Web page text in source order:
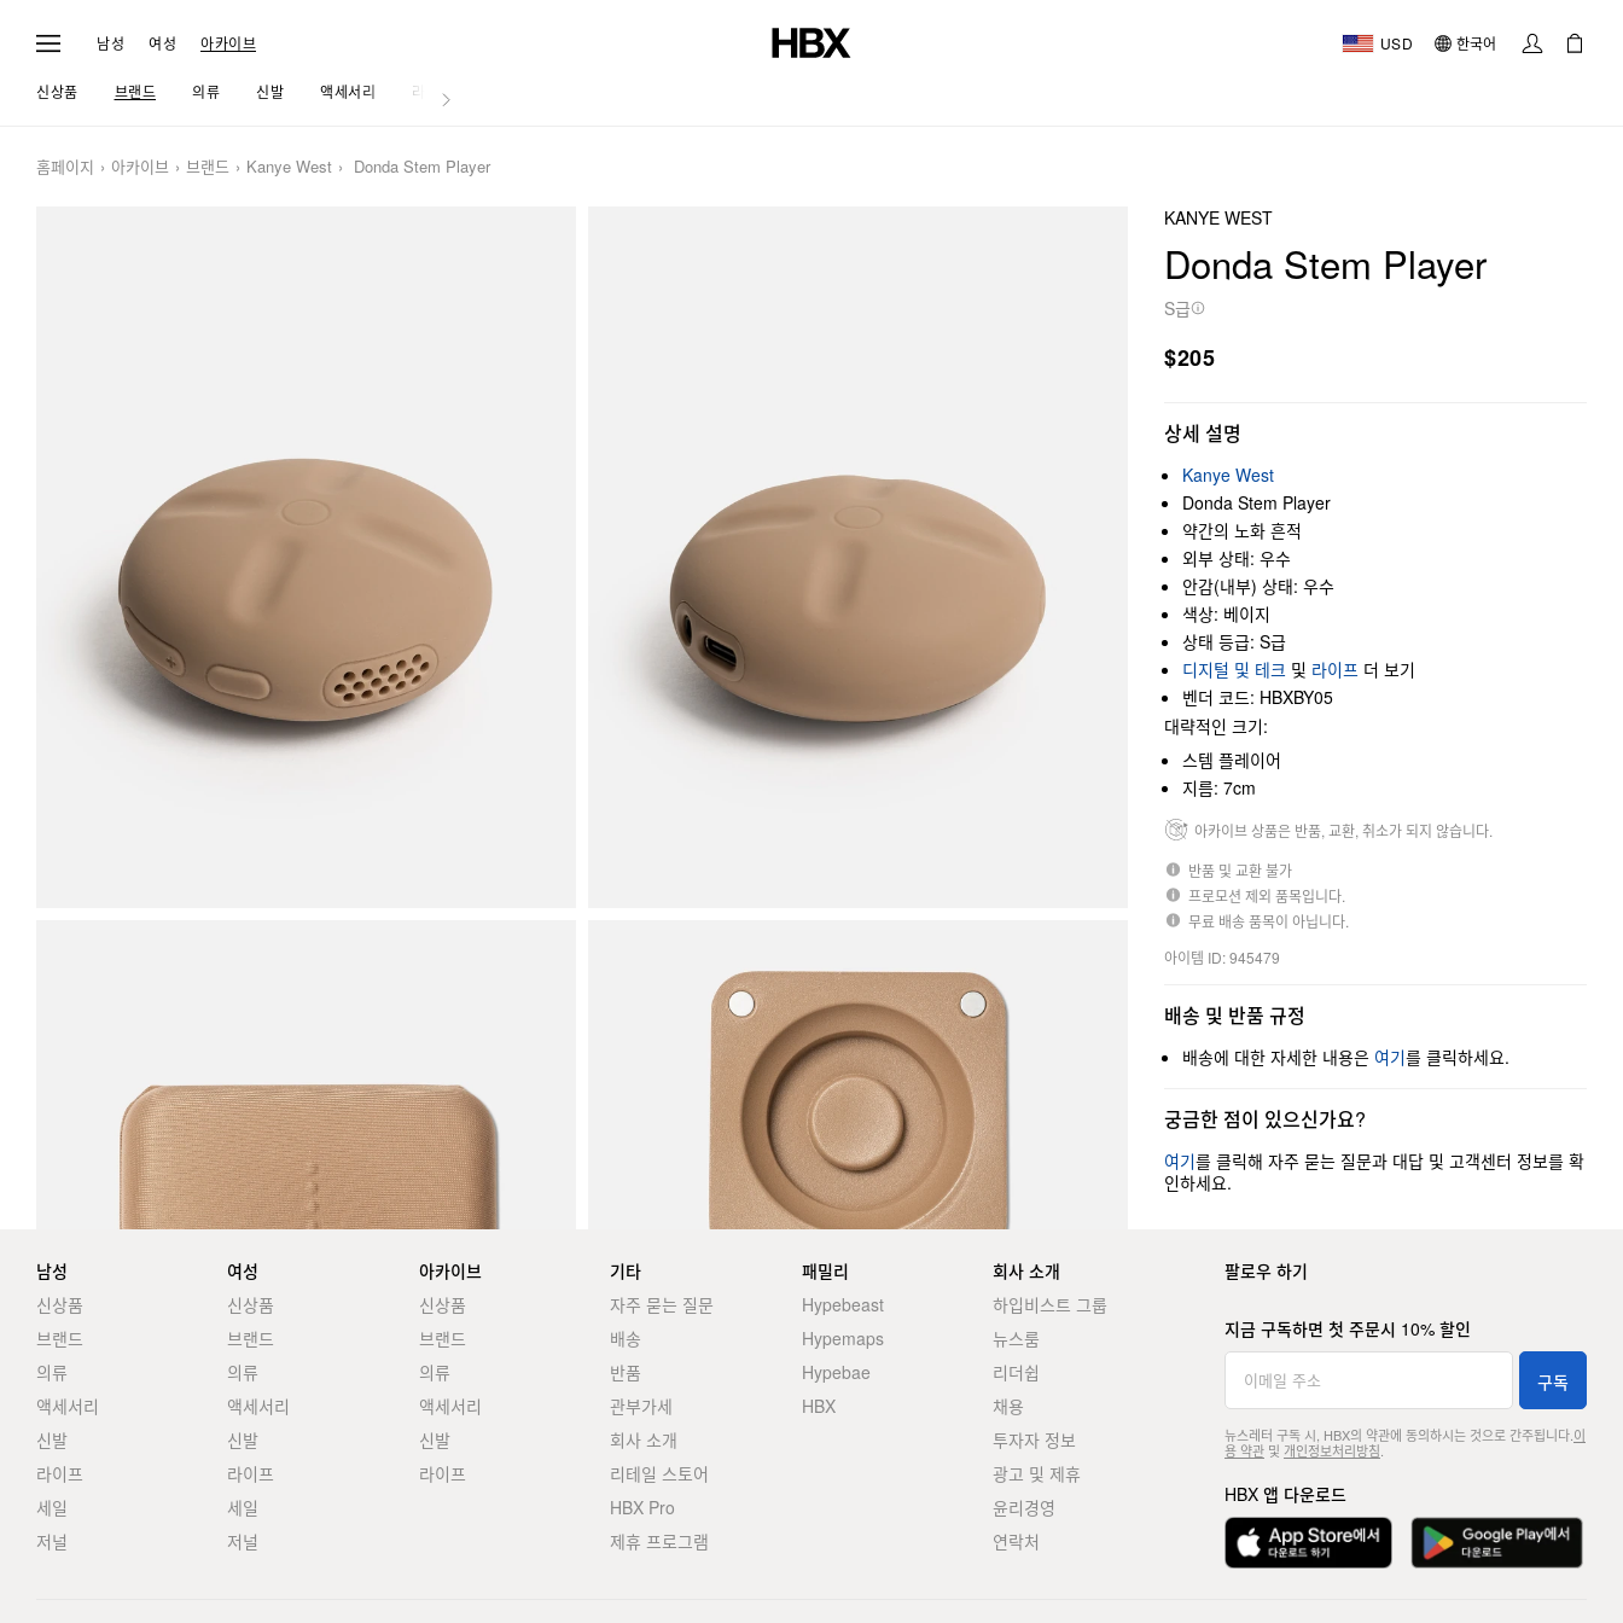
남성 여성 아카이브 USD 한국어
신상품 브랜드 의류 신발 액세서리 라이프
홈페이지 아카이브 브랜드 Kanye West Donda Stem Player
KANYE WEST
Donda Stem Player
S급
$205
상세 설명
Kanye West
Donda Stem Player
약간의 노화 흔적
외부 상태: 우수
안감(내부) 상태: 우수
색상: 베이지
상태 등급: S급
디지털 및 테크 및 라이프 더 보기
벤더 코드: HBXBY05
대략적인 크기:
스템 플레이어
지름: 7cm
아카이브 상품은 반품, 교환, 취소가 되지 않습니다.
반품 및 교환 불가
프로모션 제외 품목입니다.
무료 배송 품목이 아닙니다.
아이템 ID: 945479
배송 및 반품 규정
배송에 대한 자세한 내용은 여기를 클릭하세요.
궁금한 점이 있으신가요?
여기를 클릭해 자주 묻는 질문과 대답 및 고객센터 정보를 확
인하세요.
남성
신상품
브랜드
의류
액세서리
신발
라이프
세일
저널
여성
신상품
브랜드
의류
액세서리
신발
라이프
세일
저널
아카이브
신상품
브랜드
의류
액세서리
신발
라이프
기타
자주 묻는 질문
배송
반품
관부가세
회사 소개
리테일 스토어
HBX Pro
제휴 프로그램
패밀리
Hypebeast
Hypemaps
Hypebae
HBX
회사 소개
하입비스트 그룹
뉴스룸
리더쉽
채용
투자자 정보
광고 및 제휴
윤리경영
연락처
팔로우 하기
지금 구독하면 첫 주문시 10% 할인
구독
뉴스레터 구독 시, HBX의 약관에 동의하시는 것으로 간주됩니다. 이
용 약관및 개인정보처리방침
HBX 앱 다운로드